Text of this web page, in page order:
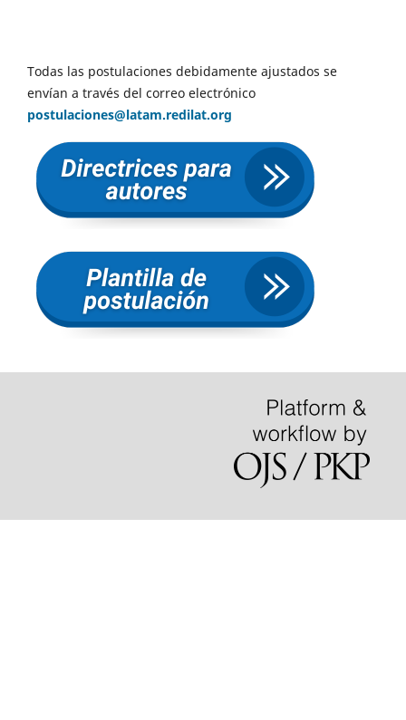
Todas las postulaciones debidamente ajustados se
envían a través del correo electrónico
postulaciones@latam.redilat.org